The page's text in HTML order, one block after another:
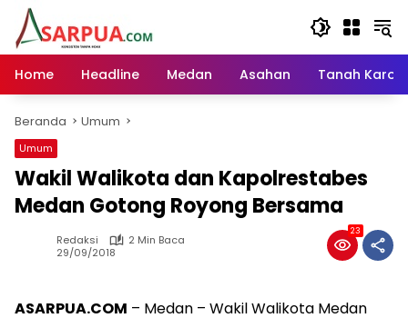
Langsung
konten
Home
Headline Medan Asahan Tanah Karo
Beranda Umum
Umum
Wakil Walikota dan Kapolrestabes
Medan Gotong Royong Bersama
Redaksi
2 Min Baca
29/09/2018
23
ASARPUA.COM – Medan – Wakil Walikota Medan